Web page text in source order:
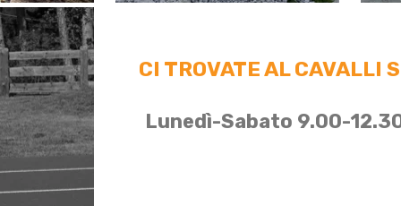
CI TROVATE AL CAVALLI
Lunedì-Sabato 9.00-